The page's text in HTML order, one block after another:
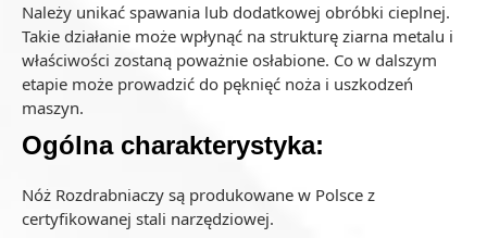
Należy unikać spawania lub dodatkowej obróbki cieplnej.
Takie działanie może wpłynąć na strukturę ziarna metalu i
właściwości zostaną poważnie osłabione. Co w dalszym
etapie może prowadzić do pęknięć noża i uszkodzeń
maszyn.
Ogólna charakterystyka:
Nóż Rozdrabniaczy są produkowane w Polsce z
certyfikowanej stali narzędziowej.